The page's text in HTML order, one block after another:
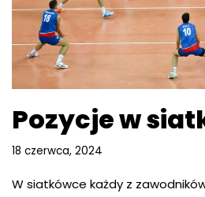
Pozycje w
18 czerwca, 2024
W siatkówce każdy z